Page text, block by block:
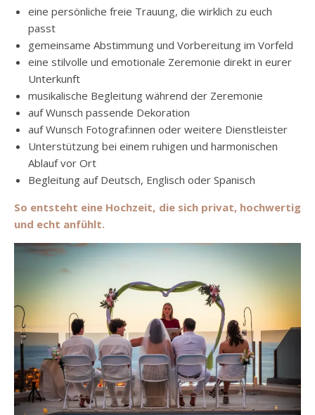
eine persönliche freie Trauung, die wirklich zu euch
passt
gemeinsame Abstimmung und Vorbereitung im Vorfeld
eine stilvolle und emotionale Zeremonie direkt in eurer
Unterkunft
musikalische Begleitung während der Zeremonie
auf Wunsch passende Dekoration
auf Wunsch Fotograf:innen oder weitere Dienstleister
Unterstützung bei einem ruhigen und harmonischen
Ablauf vor Ort
Begleitung auf Deutsch, Englisch oder Spanisch
So entsteht eine Hochzeit, die sich privat, hochwertig
und echt anfühlt.